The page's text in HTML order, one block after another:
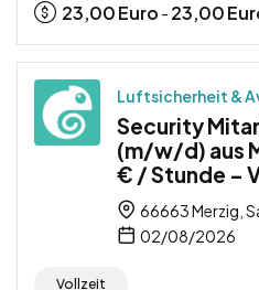
23,00Euro - 23,00
Luftsicherheit &
Security
(m/w/d) aus
€ / Stunde –
66663 Merzig,
02/08/2026
Vollzeit